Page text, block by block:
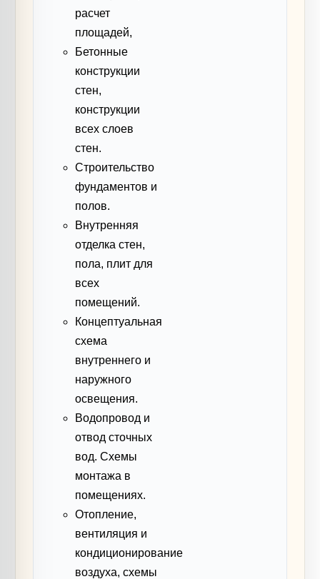
расчет
площадей,
Бетонные
конструкции
стен,
конструкции
всех слоев
стен.
Строительство
фундаментов и
полов.
Внутренняя
отделка стен,
пола, плит для
всех
помещений.
Концептуальная
схема
внутреннего и
наружного
освещения.
Водопровод и
отвод сточных
вод. Схемы
монтажа в
помещениях.
Отопление,
вентиляция и
кондиционирование
воздуха, схемы